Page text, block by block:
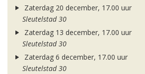
Zaterdag 20 december, 17.00 uur
Sleutelstad 30
Zaterdag 13 december, 17.00 uur
Sleutelstad 30
Zaterdag 6 december, 17.00 uur
Sleutelstad 30